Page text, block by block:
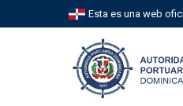
Esta es una web